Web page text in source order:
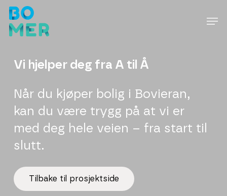
Skip
main
Vi hjelper deg fra A til Å
Når du kjøper bolig i Bovieran,
kan du være trygg på at vi er
med deg hele veien – fra start til
slutt.
Ti bake ti prosje ktside